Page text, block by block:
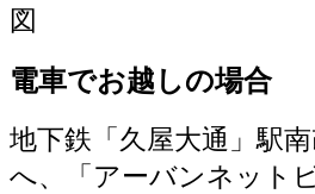
電車でお越しの場合
地下鉄「久屋大通」駅
へ、「アーバンネット